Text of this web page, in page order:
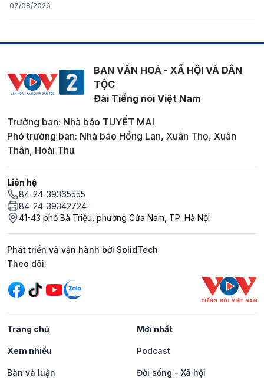
07/08/2026
BAN VĂN HOÁ - XÃ HỘI VÀ DÂN
TỘC
Đài Tiếng nói Việt Nam
Trưởng ban: Nhà báo TUYẾT MAI
Phó trưởng ban: Nhà báo Hồng Lan, Xuân Thọ, Xuân
Thân, Hoài Thu
Liên hệ
84-24-39365555
84-24-39342724
41-43 phố Bà Triệu, phường Cửa Nam, TP. Hà Nội
Phát triển và vận hành bởi SolidTech
Mạng xã hội
Theo dõi:
Trang chủ Mới nhất
Xem nhiều Podcast
Bàn và luận Đời sống - Xã hội